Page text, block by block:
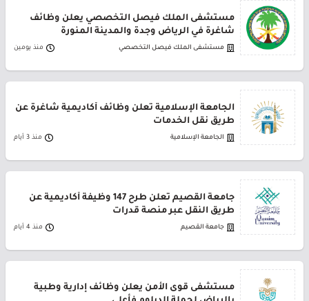
مستشفى الملك فيصل التخصصي يعلن وظائف
شاغرة في الرياض وجدة والمدينة المنورة
مستشفى الملك فيصل التخصصي منذ يومين
الجامعة الإسلامية تعلن وظائف أكاديمية شاغرة عن
طريق نقل الخدمات
الجامعة الإسلامية منذ 3 أيام
جامعة القصيم تعلن طرح 147 وظيفة أكاديمية عن
طريق النقل عبر منصة قدرات
جامعة القصيم منذ 4 أيام
مستشفى قوى الأمن يعلن وظائف إدارية وطبية